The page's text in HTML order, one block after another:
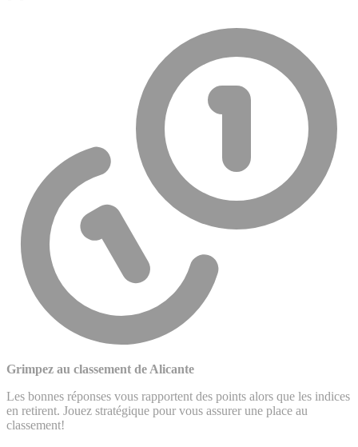
Grimpez au classement de Alicante
Les bonnes réponses vous rapportent des points alors que les indices
en retirent. Jouez stratégique pour vous assurer une place au
classement!